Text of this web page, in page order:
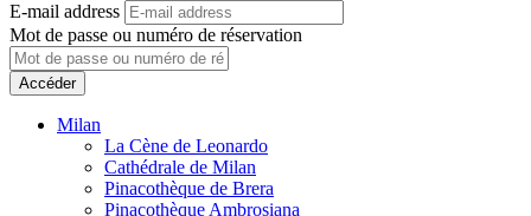
E-mail address
Mot de passe ou numéro de réservation
Accéder
Milan
La Cène de Leonardo
Cathédrale de Milan
Pinacothèque de Brera
Pinacothèque Ambrosiana